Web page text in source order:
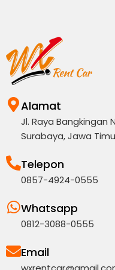
Alamat
Jl. Raya Bangkingan
Surabaya, Jawa
Telepon
0857-4924-0555
Whatsapp
0812-3088-0555
Email